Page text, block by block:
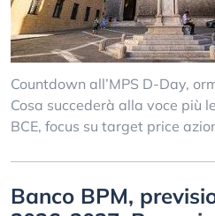
Countdown all’MPS D-Day,
Cosa succederà alla voce più
BCE, focus su target price
Banco BPM,